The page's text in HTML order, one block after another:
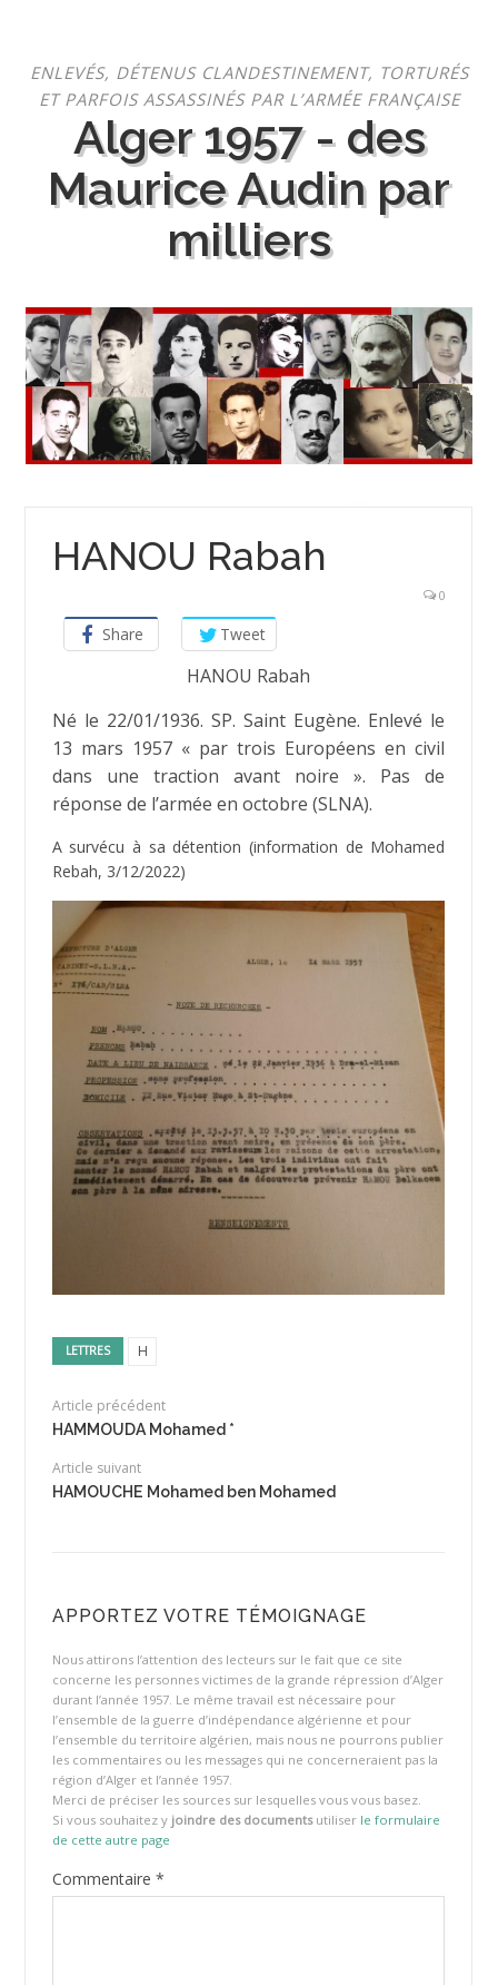
contenu
ENLEVÉS, DÉTENUS CLANDESTINEMENT, TORTURÉS
ET PARFOIS ASSASSINÉS PAR L’ARMÉE FRANÇAISE
Alger 1957 - des
Maurice Audin par
milliers
HANOU Rabah
0
Share Tweet
HANOU Rabah
Né le 22/01/1936. SP. Saint Eugène. Enlevé le
13 mars 1957 « par trois Européens en civil
dans une traction avant noire ». Pas de
réponse de l’armée en octobre (SLNA).
A survécu à sa détention (information de Mohamed
Rebah, 3/12/2022)
LETTRES H
Article précédent
HAMMOUDA Mohamed *
Article suivant
HAMOUCHE Mohamed ben Mohamed
APPORTEZ VOTRE TÉMOIGNAGE
Nous attirons l’attention des lecteurs sur le fait que ce site
concerne les personnes victimes de la grande répression d’Alger
durant l’année 1957. Le même travail est nécessaire pour
l’ensemble de la guerre d’indépendance algérienne et pour
l’ensemble du territoire algérien, mais nous ne pourrons publier
les commentaires ou les messages qui ne concerneraient pas la
région d’Alger et l’année 1957.
Merci de préciser les sources sur lesquelles vous vous basez.
Si vous souhaitez y joindre des documentsutiliser le formulaire
de cette autre page
Commentaire *